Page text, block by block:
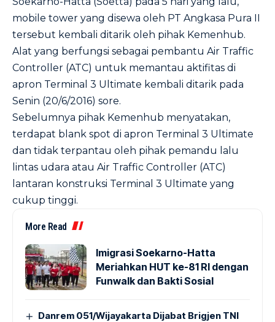
mobile tower yang disewa oleh PT Angkasa Pura II
tersebut kembali ditarik oleh pihak Kemenhub.
Alat yang berfungsi sebagai pembantu Air Traffic
Controller (ATC) untuk memantau aktifitas di
apron Terminal 3 Ultimate kembali ditarik pada
Senin (20/6/2016) sore.
Sebelumnya pihak Kemenhub menyatakan,
terdapat blank spot di apron Terminal 3 Ultimate
dan tidak terpantau oleh pihak pemandu lalu
lintas udara atau Air Traffic Controller (ATC)
lantaran konstruksi Terminal 3 Ultimate yang
cukup tinggi.
More Read
Imigrasi Soekarno-Hatta
Meriahkan HUT ke-81 RI dengan
Funwalk dan Bakti Sosial
Danrem 051/Wijayakarta Dijabat Brigjen TNI